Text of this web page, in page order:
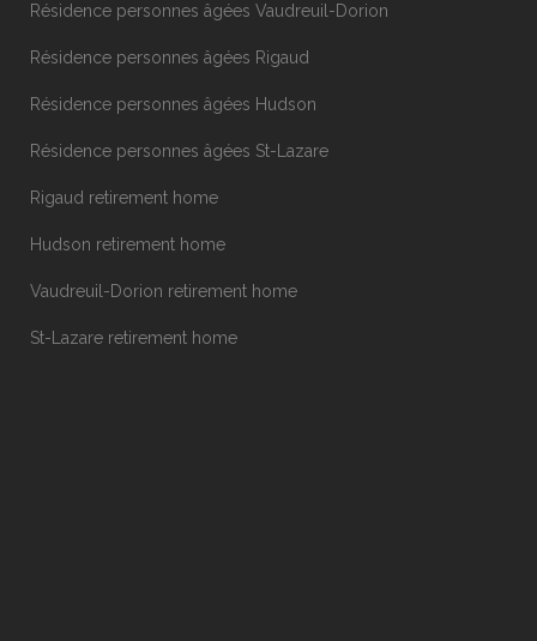
Résidence personnes âgées Vaudreuil-Dorion
Résidence personnes âgées Rigaud
Résidence personnes âgées Hudson
Résidence personnes âgées St-Lazare
Rigaud retirement home
Hudson retirement home
Vaudreuil-Dorion retirement home
St-Lazare retirement home